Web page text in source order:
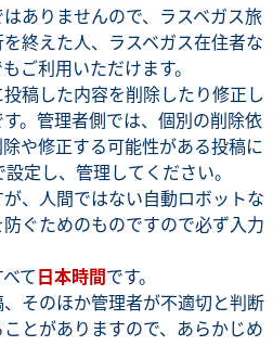
ありませんので、ラスベガス旅
終えた人、ラスベガス在住者な
ご利用いただけます。
稿した内容を削除したり修正し
。管理者側では、個別の削除依
や修正する可能性がある投稿に
定し、管理してください。
、人間ではない自動ロボットな
ぐためのものですので必ず入力
て日本時間です。
そのほか管理者が不適切と判断
とがありますので、あらかじめ